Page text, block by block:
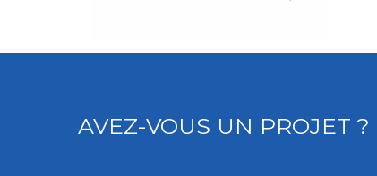
AVEZ-VOUS UN PROJET ?